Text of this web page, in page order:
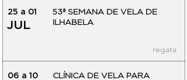
25 a 01
JUL
53ª SEMANA DE VELA DE
ILHABELA
regata
06 a 10
CLÍNICA DE VELA PARA